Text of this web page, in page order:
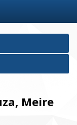
Meire